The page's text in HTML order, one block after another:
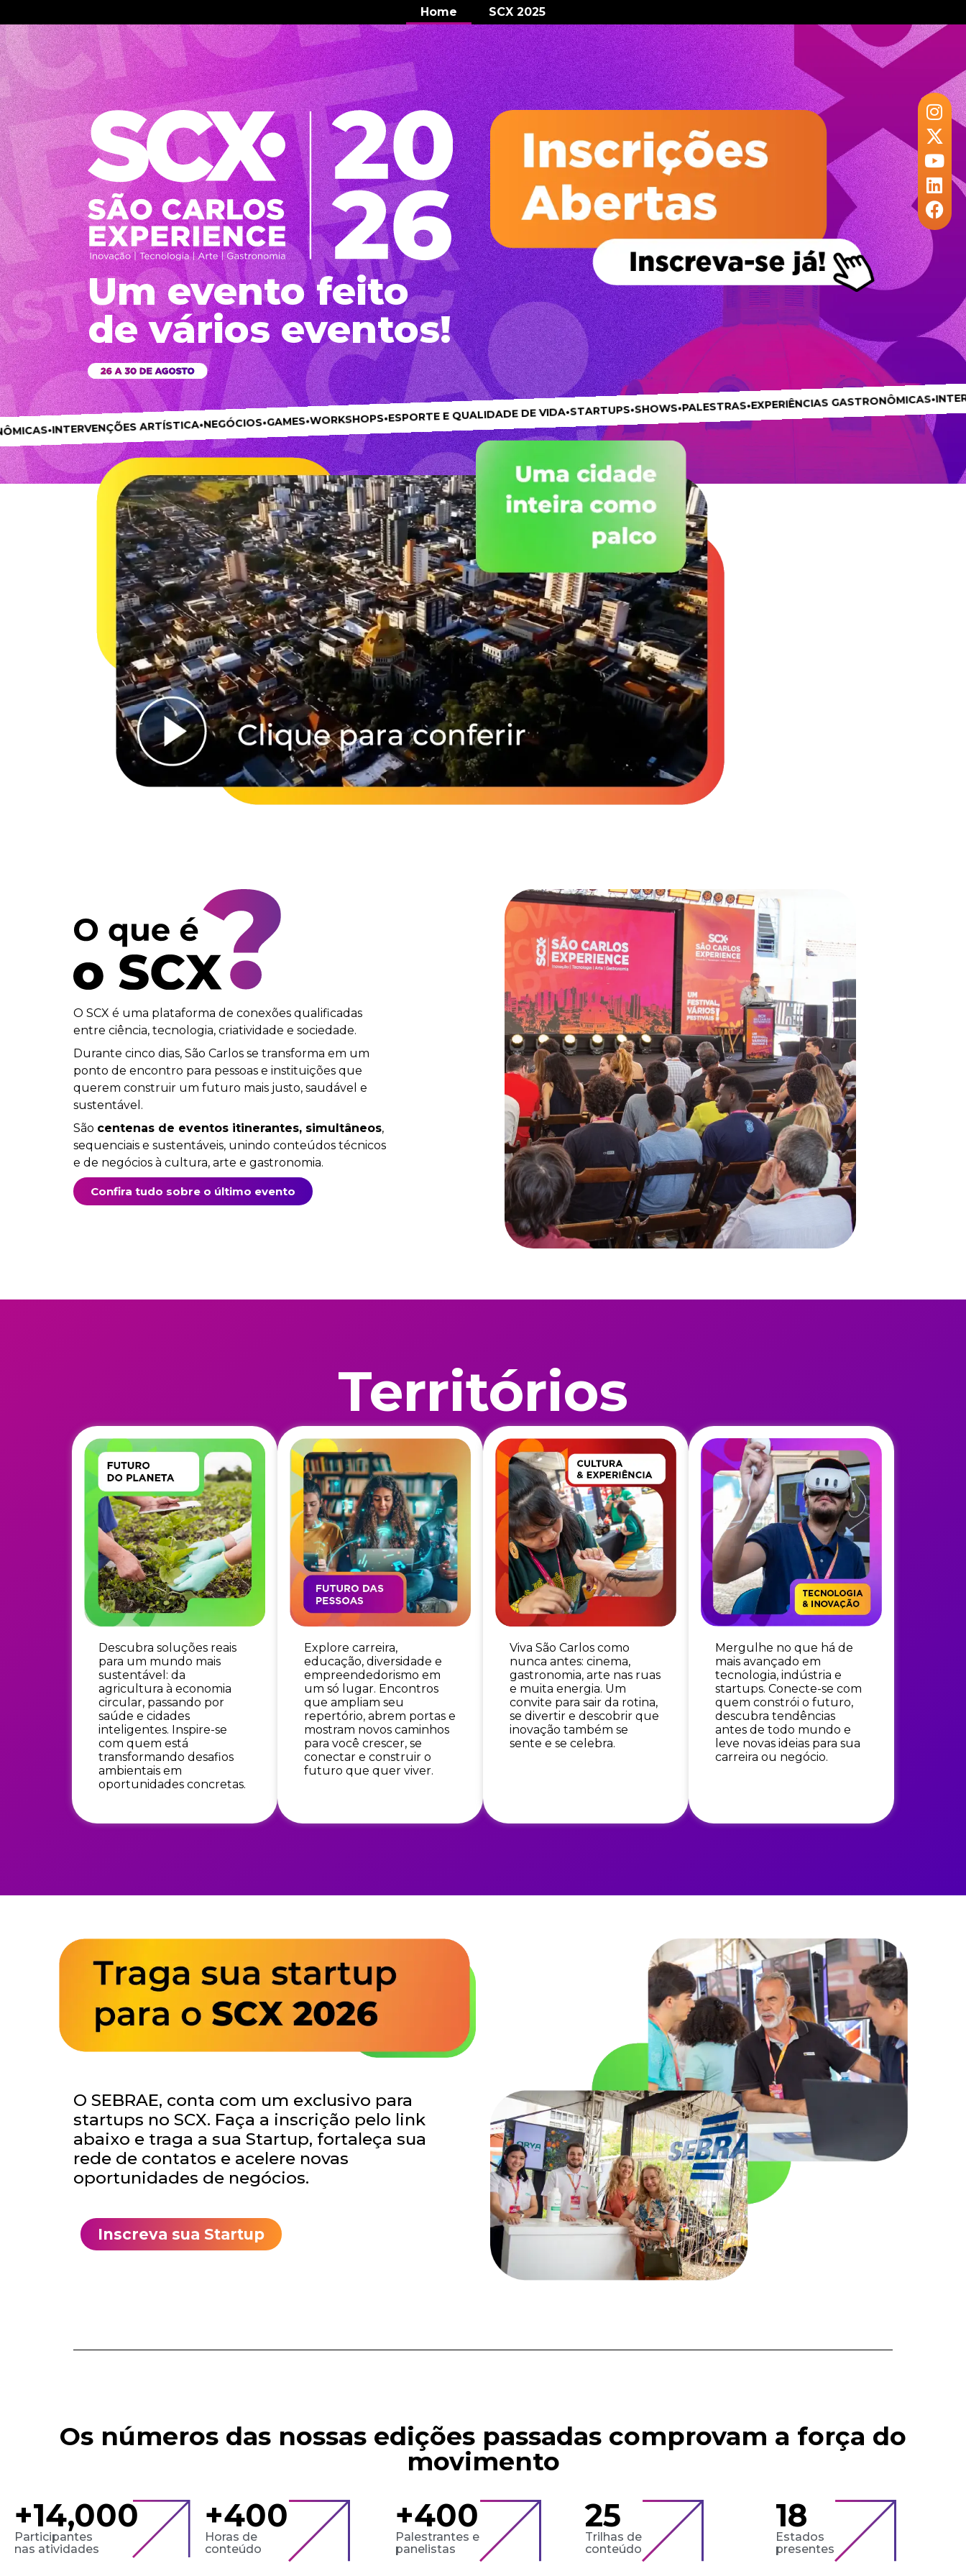
Home SCX 2025
Um evento feito
de vários eventos!
ARTÍSTICA•NEGÓCIOS•GAMES•WORKSHOPS•ESPORTE E QUALIDADE DE VIDA•STARTUPS•SHOWS•PALESTRAS•EXPERIÊNCIAS GASTRONÔMICAS•INTERVENÇÕES
O SCX é uma plataforma de conexões qualificadas
entre ciência, tecnologia, criatividade e sociedade.
Durante cinco dias, São Carlos se transforma em um
ponto de encontro para pessoas e instituições que
querem construir um futuro mais justo, saudável e
sustentável.
São centenas de eventos itinerantes, simultâneos,
sequenciais e sustentáveis, unindo conteúdos técnicos
e de negócios à cultura, arte e gastronomia.
Confira tudo sobre o último evento
Territórios
Descubra soluções reais
para um mundo mais
sustentável: da
agricultura à economia
circular, passando por
saúde e cidades
inteligentes. Inspire-se
com quem está
transformando desafios
ambientais em
oportunidades concretas.
Explore carreira,
educação, diversidade e
empreendedorismo em
um só lugar. Encontros
que ampliam seu
repertório, abrem portas e
mostram novos caminhos
para você crescer, se
conectar e construir o
futuro que quer viver.
Viva São Carlos como
nunca antes: cinema,
gastronomia, arte nas ruas
e muita energia. Um
convite para sair da rotina,
se divertir e descobrir que
inovação também se
sente e se celebra.
Mergulhe no que há de
mais avançado em
tecnologia, indústria e
startups. Conecte-se com
quem constrói o futuro,
descubra tendências
antes de todo mundo e
leve novas ideias para sua
carreira ou negócio.
O SEBRAE, conta com um exclusivo para
startups no SCX. Faça a inscrição pelo link
abaixo e traga a sua Startup, fortaleça sua
rede de contatos e acelere novas
oportunidades de negócios.
Inscreva sua Startup
Os números das nossas edições passadas comprovam a força do
movimento
Participantes
nas atividades
+14,000
Horas de
conteúdo
+400
Palestrantes e
panelistas
+400
Trilhas de
conteúdo
25
Estados
presentes
18